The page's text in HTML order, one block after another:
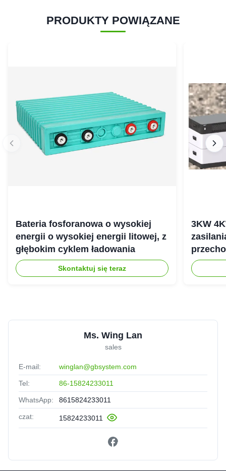
PRODUKTY POWIĄZANE
Bateria fosforanowa o wysokiej
energii o wysokiej energii litowej, z
głębokim cyklem ładowania
Skontaktuj się teraz
3KW
Ms. Wing Lan
sales
E-mail: winglan@gbsystem.com
Tel: 86-15824233011
WhatsApp: 8615824233011
czat: 15824233011